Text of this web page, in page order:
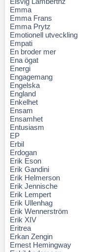
Emma
Emma Frans
Emma Prytz
Emotionell utveckling
Empati
En broder mer
Ena ögat
Energi
Engagemang
Engelska
England
Enkelhet
Ensam
Ensamhet
Entusiasm
EP
Erbil
Erdogan
Erik Eson
Erik Gandini
Erik Helmerson
Erik Jennische
Erik Lempert
Erik Ullenhag
Erik Wennerström
Erik XIV
Eritrea
Erkan Zengin
Ernest Hemingway